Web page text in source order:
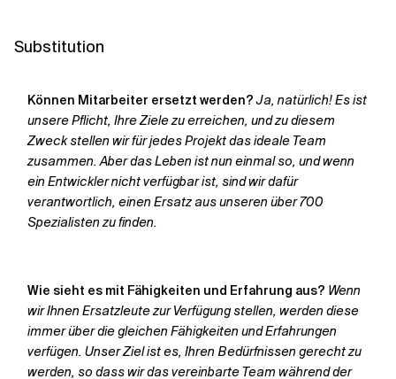
Substitution
Können Mitarbeiter ersetzt werden? Ja, natürlich! Es ist
unsere Pflicht, Ihre Ziele zu erreichen, und zu diesem
Zweck stellen wir für jedes Projekt das ideale Team
zusammen. Aber das Leben ist nun einmal so, und wenn
ein Entwickler nicht verfügbar ist, sind wir dafür
verantwortlich, einen Ersatz aus unseren über 700
Spezialisten zu finden.
Wie sieht es mit Fähigkeiten und Erfahrung aus? Wenn
wir Ihnen Ersatzleute zur Verfügung stellen, werden diese
immer über die gleichen Fähigkeiten und Erfahrungen
verfügen. Unser Ziel ist es, Ihren Bedürfnissen gerecht zu
werden, so dass wir das vereinbarte Team während der